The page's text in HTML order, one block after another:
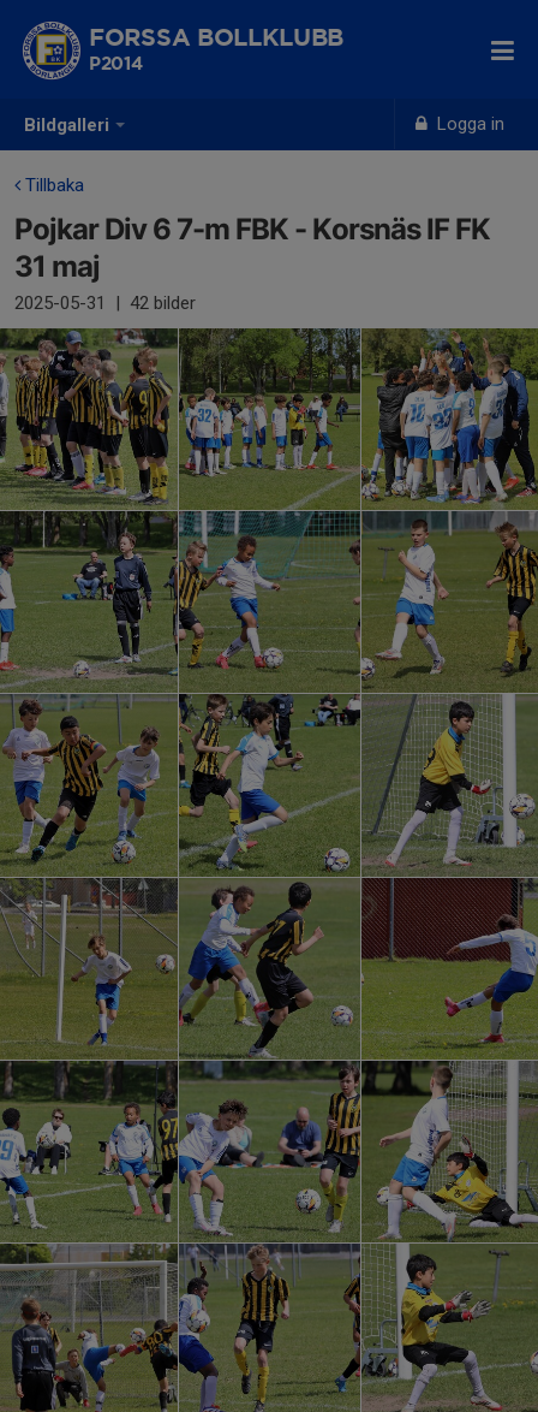
Bildgalleri Logga in
FORSSA BOLLKLUBB
P2014
Tillbaka
Pojkar Div 6 7-m FBK - Korsnäs IF FK
31 maj
2025-05-31 | 42 bilder